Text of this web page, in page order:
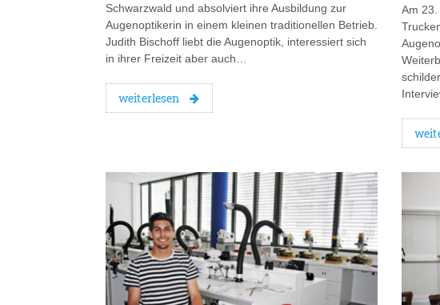
Schwarzwald und absolviert ihre Ausbildung zur
Augenoptikerin in einem kleinen traditionellen Betrieb.
Judith Bischoff liebt die Augenoptik, interessiert sich
in ihrer Freizeit aber auch…
weiterlesen
Am